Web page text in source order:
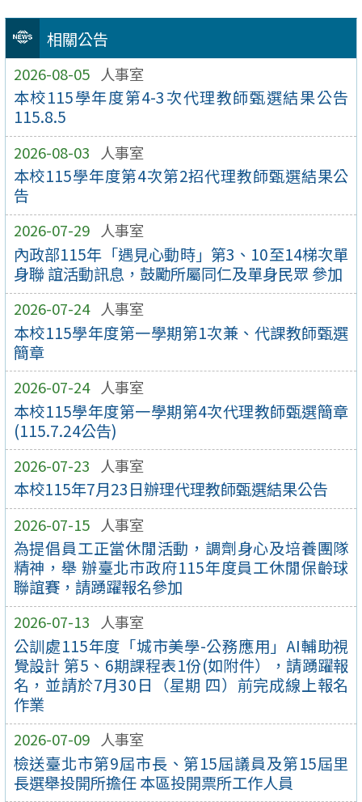
相關公告
2026-08-05 人事室
本校115學年度第4-3次代理教師甄選結果公告
115.8.5
2026-08-03 人事室
本校115學年度第4次第2招代理教師甄選結果公
告
2026-07-29 人事室
內政部115年「遇見心動時」第3、10至14梯次單
身聯 誼活動訊息，鼓勵所屬同仁及單身民眾 參加
2026-07-24 人事室
本校115學年度第一學期第1次兼、代課教師甄選
簡章
2026-07-24 人事室
本校115學年度第一學期第4次代理教師甄選簡章
(115.7.24公告)
2026-07-23 人事室
本校115年7月23日辦理代理教師甄選結果公告
2026-07-15 人事室
為提倡員工正當休閒活動，調劑身心及培養團隊
精神，舉 辦臺北市政府115年度員工休閒保齡球
聯誼賽，請踴躍報名參加
2026-07-13 人事室
公訓處115年度「城市美學-公務應用」AI輔助視
覺設計 第5、6期課程表1份(如附件），請踴躍報
名，並請於7月30日（星期 四）前完成線上報名
作業
2026-07-09 人事室
檢送臺北市第9屆市長、第15屆議員及第15屆里
長選舉投開所擔任 本區投開票所工作人員